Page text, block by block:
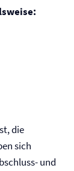
die
sich
und